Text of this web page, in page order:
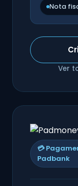
Nota
Ver
💳
Padbank